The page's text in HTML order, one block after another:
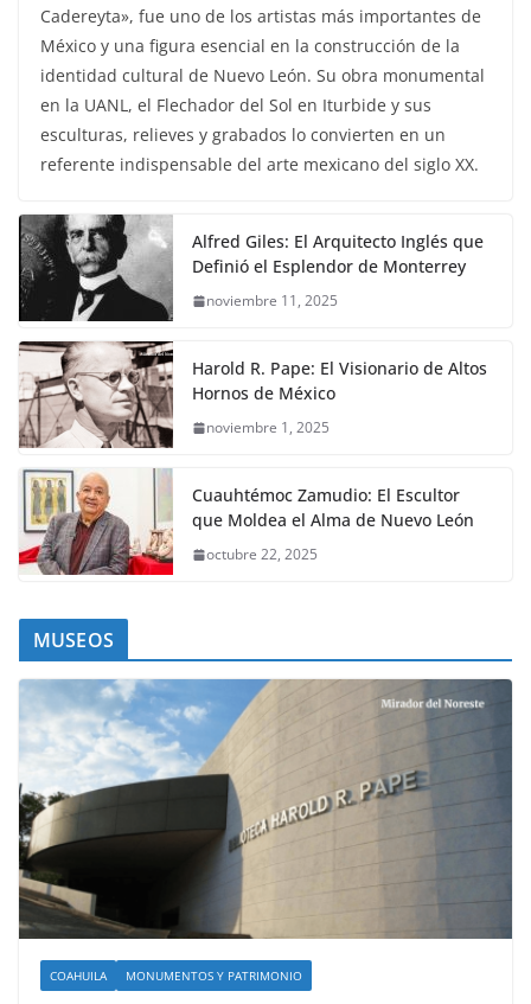
Cadereyta», fue uno de los artistas más importantes de
México y una figura esencial en la construcción de la
identidad cultural de Nuevo León. Su obra monumental
en la UANL, el Flechador del Sol en Iturbide y sus
esculturas, relieves y grabados lo convierten en un
referente indispensable del arte mexicano del siglo XX.
Alfred Giles: El Arquitecto Inglés que
Definió el Esplendor de Monterrey
noviembre 11, 2025
Harold R. Pape: El Visionario de Altos
Hornos de México
noviembre 1, 2025
Cuauhtémoc Zamudio: El Escultor
que Moldea el Alma de Nuevo León
octubre 22, 2025
MUSEOS
COAHUILA MONUMENTOS Y PATRIMONIO